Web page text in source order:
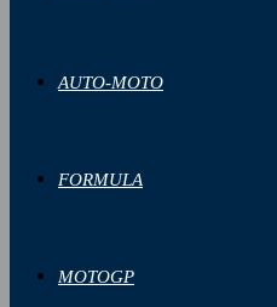
AUTO-MOTO
FORMULA
MOTOGP